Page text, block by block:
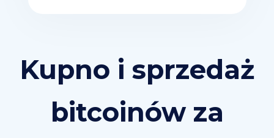
Kupno i sprzedaż
bitcoinów za